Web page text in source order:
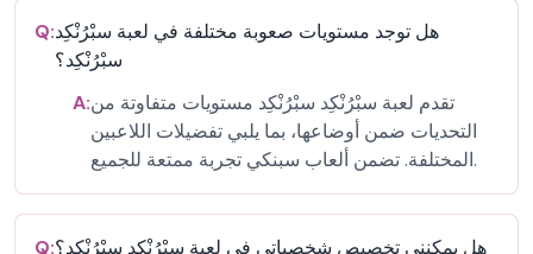
Q:هل توجد مستويات صعوبة مختلفة في لعبة سبْرُنْكِد
سبْرُنْكِد؟
A:تقدم لعبة سبْرُنْكِد سبْرُنْكِد مستويات متفاوتة من
التحديات ضمن أوضاعها، بما يلبي تفضيلات اللاعبين
المختلفة. تضمن ألعاب سبنكي تجربة ممتعة للجميع.
Q:هل يمكنني تخصيص شخصياتي في لعبة سبْرُنْكِد سبْرُنْكِد؟